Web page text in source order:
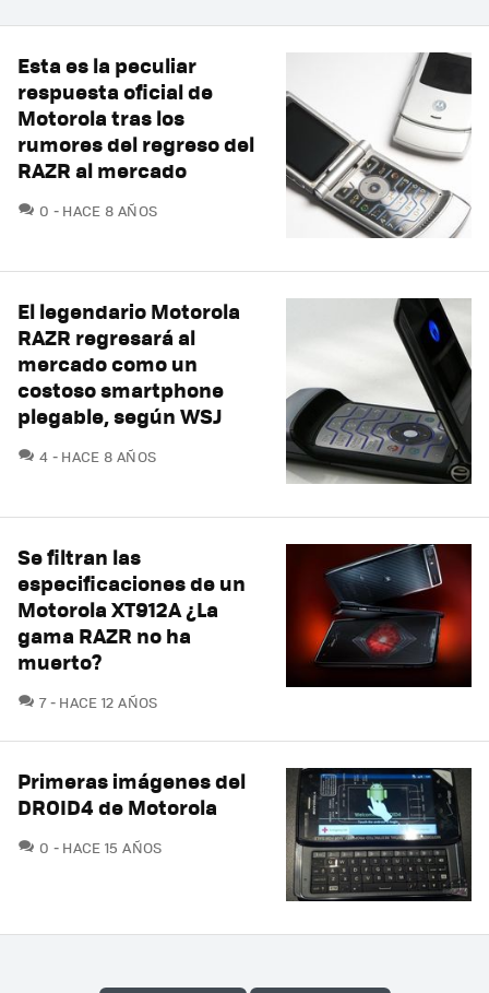
Esta es la peculiar
respuesta oficial de
Motorola tras los
rumores del regreso del
RAZR al mercado
0 COMENTARIOS
HACE 8 AÑOS
El legendario Motorola
RAZR regresará al
mercado como un
costoso smartphone
plegable, según WSJ
4 COMENTARIOS
HACE 8 AÑOS
Se filtran las
especificaciones de un
Motorola XT912A ¿La
gama RAZR no ha
muerto?
7COMENTARIOS
HACE 12 AÑOS
Primeras imágenes del
DROID4 de Motorola
0 COMENTARIOS
HACE 15 AÑOS